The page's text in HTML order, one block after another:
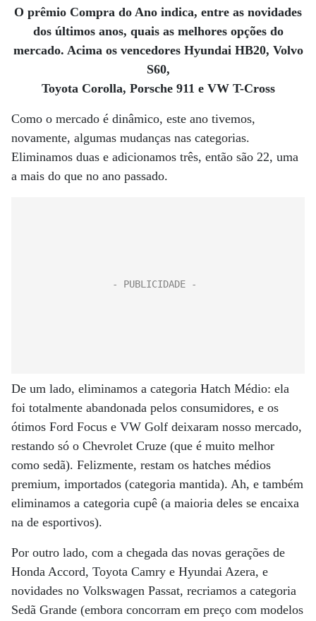
O prêmio Compra do Ano indica, entre as novidades
dos últimos anos, quais as melhores opções do
mercado. Acima os vencedores Hyundai HB20, Volvo
S60,
Toyota Corolla, Porsche 911 e VW T-Cross
Como o mercado é dinâmico, este ano tivemos,
novamente, algumas mudanças nas categorias.
Eliminamos duas e adicionamos três, então são 22, uma
a mais do que no ano passado.
De um lado, eliminamos a categoria Hatch Médio: ela
foi totalmente abandonada pelos consumidores, e os
ótimos Ford Focus e VW Golf deixaram nosso mercado,
restando só o Chevrolet Cruze (que é muito melhor
como sedã). Felizmente, restam os hatches médios
premium, importados (categoria mantida). Ah, e também
eliminamos a categoria cupê (a maioria deles se encaixa
na de esportivos).
Por outro lado, com a chegada das novas gerações de
Honda Accord, Toyota Camry e Hyundai Azera, e
novidades no Volkswagen Passat, recriamos a categoria
Sedã Grande (embora concorram em preço com modelos